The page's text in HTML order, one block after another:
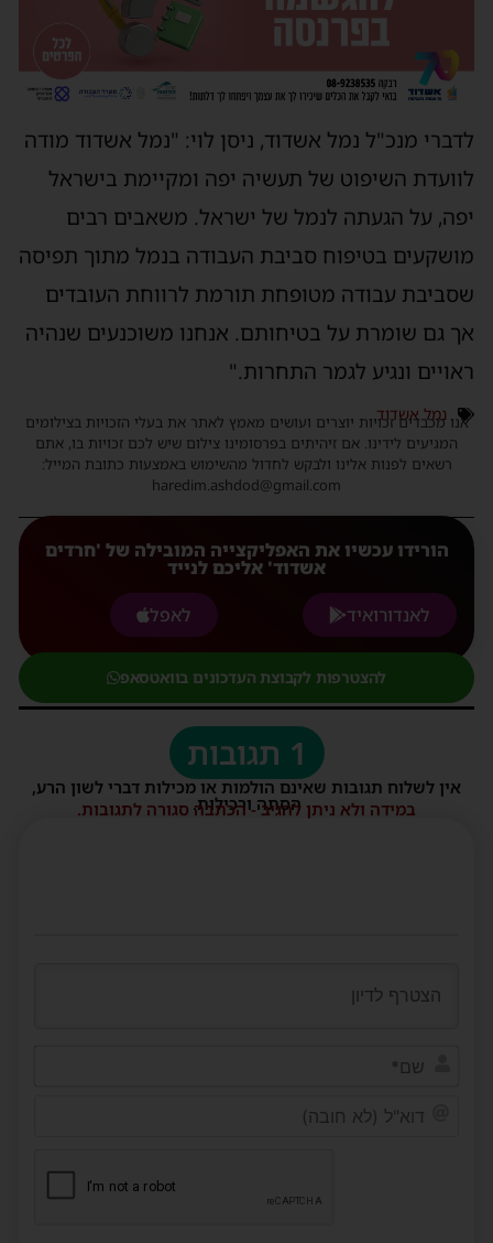
לדברי מנכ"ל נמל אשדוד, ניסן לוי: "נמל אשדוד מודה
לוועדת השיפוט של תעשיה יפה ומקיימת בישראל
יפה, על הגעתה לנמל של ישראל. משאבים רבים
מושקעים בטיפוח סביבת העבודה בנמל מתוך תפיסה
שסביבת עבודה מטופחת תורמת לרווחת העובדים
אך גם שומרת על בטיחותם. אנחנו משוכנעים שנהיה
ראויים ונגיע לגמר התחרות."
נמל אשדוד
אנו מכבדים זכויות יוצרים ועושים מאמץ לאתר את בעלי הזכויות בצילומים
המגיעים לידינו. אם זיהיתים בפרסומינו צילום שיש לכם זכויות בו, אתם
רשאים לפנות אלינו ולבקש לחדול מהשימוש באמצעות כתובת המייל:
haredim.ashdod@gmail.com
הורידו עכשיו את האפליקצייה המובילה של 'חרדים
אשדוד' אליכם לנייד
לאנדורואיד
לאפל
להצטרפות לקבוצת העדכונים בוואטסאפ
1 תגובות
אין לשלוח תגובות שאינם הולמות או מכילות דברי לשון הרע,
הסתה ורכילות.
במידה ולא ניתן להגיב - הכתבה סגורה לתגובות.